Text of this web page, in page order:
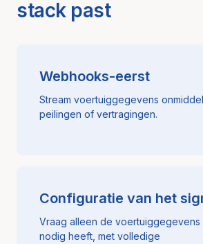
stack past
Webhooks-eerst
Stream voertuiggegevens
peilingen of vertragingen.
Configuratie van het
Vraag alleen de
nodig heeft, met volledige